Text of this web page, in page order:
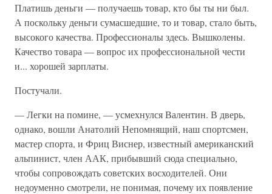
Платишь деньги — получаешь товар, кто бы ты ни был.
А поскольку деньги сумасшедшие, то и товар, стало быть,
высокого качества. Профессионалы здесь. Вышколены.
Качество товара — вопрос их профессиональной чести
и... хорошей зарплаты.
Постучали.
— Легки на помине, — усмехнулся Валентин. В дверь,
однако, вошли Анатолий Непомнящий, наш спортсмен,
мастер спорта, и Фриц Виснер, известный американский
альпинист, член ААК, прибывший сюда специально,
чтобы сопровождать советских восходителей. Они
недоуменно смотрели, не понимая, почему их появление